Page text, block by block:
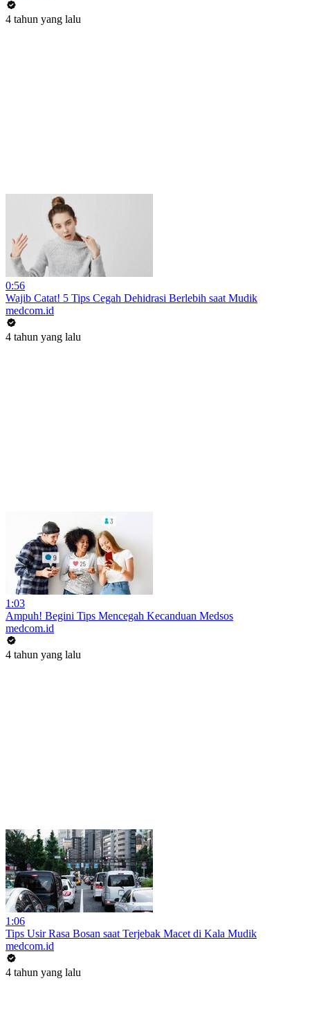
4 tahun yang lalu
0:56
Wajib Catat! 5 Tips Cegah Dehidrasi Berlebih saat Mudik
medcom.id
4 tahun yang lalu
1:03
Ampuh! Begini Tips Mencegah Kecanduan Medsos
medcom.id
4 tahun yang lalu
1:06
Tips Usir Rasa Bosan saat Terjebak Macet di Kala Mudik
medcom.id
4 tahun yang lalu